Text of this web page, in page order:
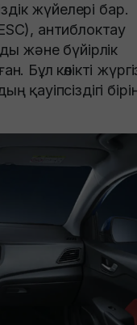
жүйелері бар.
антиблоктау
және бүйірлік
Бұл көлікті
қауіпсіздігі